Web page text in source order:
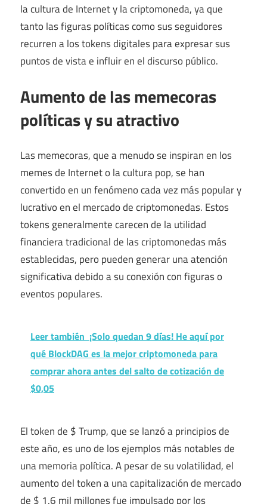
la cultura de Internet y la criptomoneda, ya que
tanto las figuras políticas como sus seguidores
recurren a los tokens digitales para expresar sus
puntos de vista e influir en el discurso público.
Aumento de las memecoras
políticas y su atractivo
Las memecoras, que a menudo se inspiran en los
memes de Internet o la cultura pop, se han
convertido en un fenómeno cada vez más popular y
lucrativo en el mercado de criptomonedas. Estos
tokens generalmente carecen de la utilidad
financiera tradicional de las criptomonedas más
establecidas, pero pueden generar una atención
significativa debido a su conexión con figuras o
eventos populares.
Leer también ¡Solo quedan 9 días! He aquí por
qué BlockDAG es la mejor criptomoneda para
comprar ahora antes del salto de cotización de
$0,05
El token de $ Trump, que se lanzó a principios de
este año, es uno de los ejemplos más notables de
una memoria política. A pesar de su volatilidad, el
aumento del token a una capitalización de mercado
de $ 1.6 mil millones fue impulsado por los